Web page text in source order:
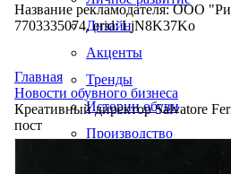
Дизайн
Акценты
Тренды
Истории обуви
Производство
Название рекламодателя: ООО
7703335074, erid: LjN8K37Ko
Главная
Новости обувного бизнеса
Креативный директор Salvatore
пост